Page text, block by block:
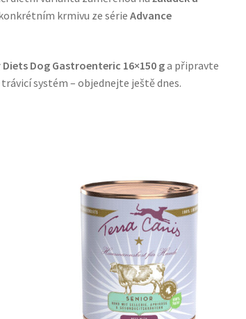
krmivu ze série Advance
Dog Gastroenteric 16×150 ga připravte
systém – objednejte ještě dnes.